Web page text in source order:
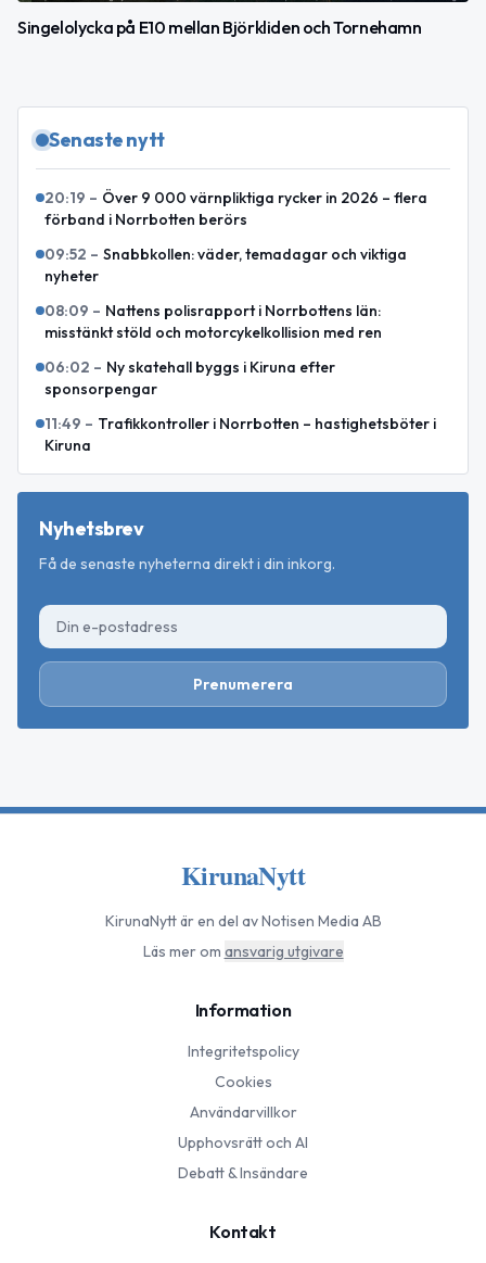
Singelolycka på E10 mellan Björkliden och Tornehamn
Senaste nytt
20:19 – Över 9 000 värnpliktiga rycker in 2026 – flera
förband i Norrbotten berörs
09:52 – Snabbkollen: väder, temadagar och viktiga
nyheter
08:09 – Nattens polisrapport i Norrbottens län:
misstänkt stöld och motorcykelkollision med ren
06:02 – Ny skatehall byggs i Kiruna efter
sponsorpengar
11:49 – Trafikkontroller i Norrbotten – hastighetsböter i
Kiruna
Nyhetsbrev
Få de senaste nyheterna direkt i din inkorg.
Prenumerera
KirunaNytt
KirunaNyttär en del av Notisen Media AB
Läs mer om ansvarig utgivare
Information
Integritetspolicy
Cookies
Användarvillkor
Upphovsrätt och AI
Debatt & Insändare
Kontakt